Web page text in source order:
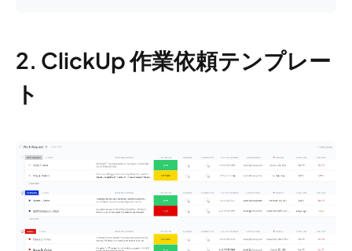
2. ClickUp 作業依頼テンプレー
ト